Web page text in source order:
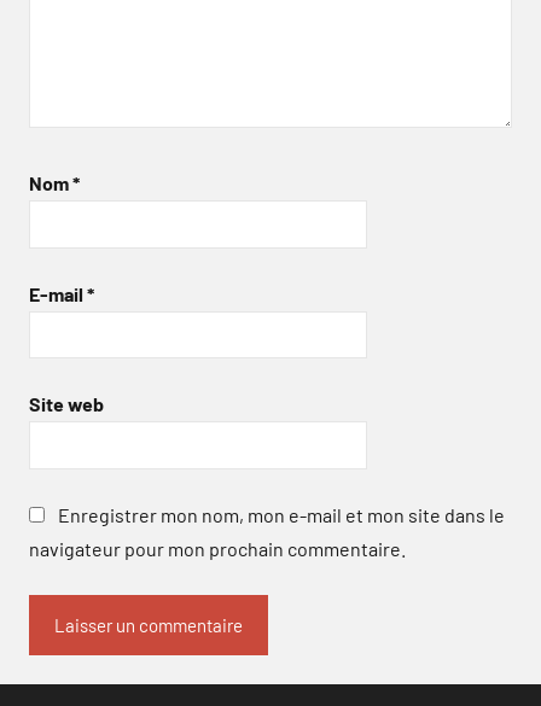
Nom*
E-mail *
Site web
Enregistrer mon nom, mon e-mail et mon site dans le
navigateur pour mon prochain commentaire.